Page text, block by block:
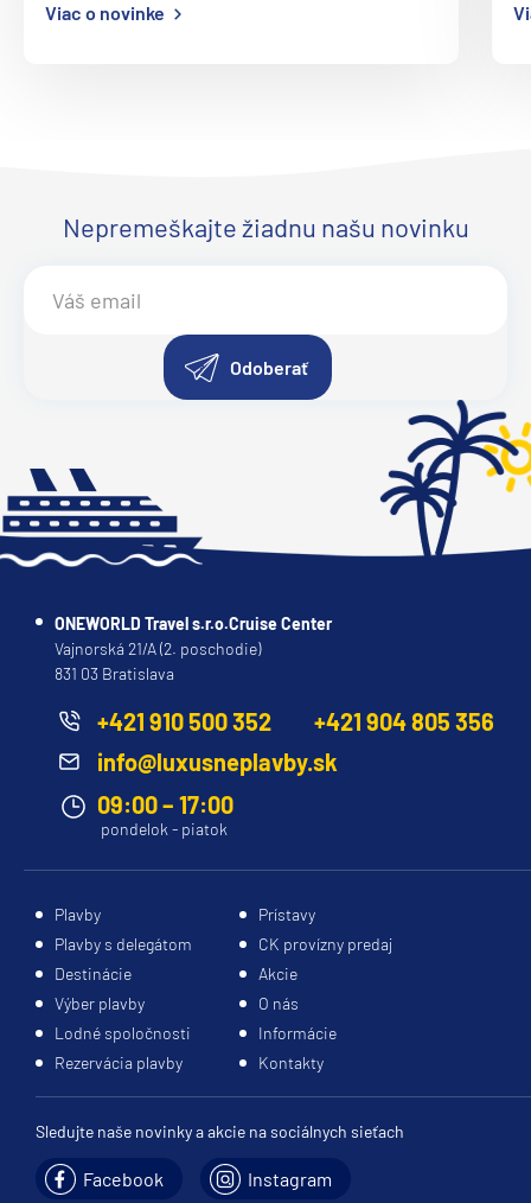
MS Paul Gauguin
Le Boreal
Le Champlain
Le Commandant Charcot
Le Dumont-D'Urville
Le Lyrial
Le Ponant
L´Austral
The Spirit of Ponant
Princess
Caribbean Princess
Crown Princess
Diamond Princess
Discovery Princess
Emerald Princess
Grand Princess
Island Princess
Royal Princess
Viac o novinke
Nepremeškajte žiadnu našu novinku
Odoberať
ONEWORLD Travel s.r.o.Cruise Center
Vajnorská 21/A (2. poschodie)
831 03 Bratislava
+421 910 500 352
+421 904 805 356
info@luxusneplavby.sk
09:00 – 17:00
pondelok - piatok
Plavby
Prístavy
Plavby s delegátom
CK provízny predaj
Destinácie
Akcie
Výber plavby
O nás
Lodné spoločnosti
Informácie
Rezervácia plavby
Kontakty
Sledujte naše novinky a akcie na sociálnych sieťach
Facebook Instagram